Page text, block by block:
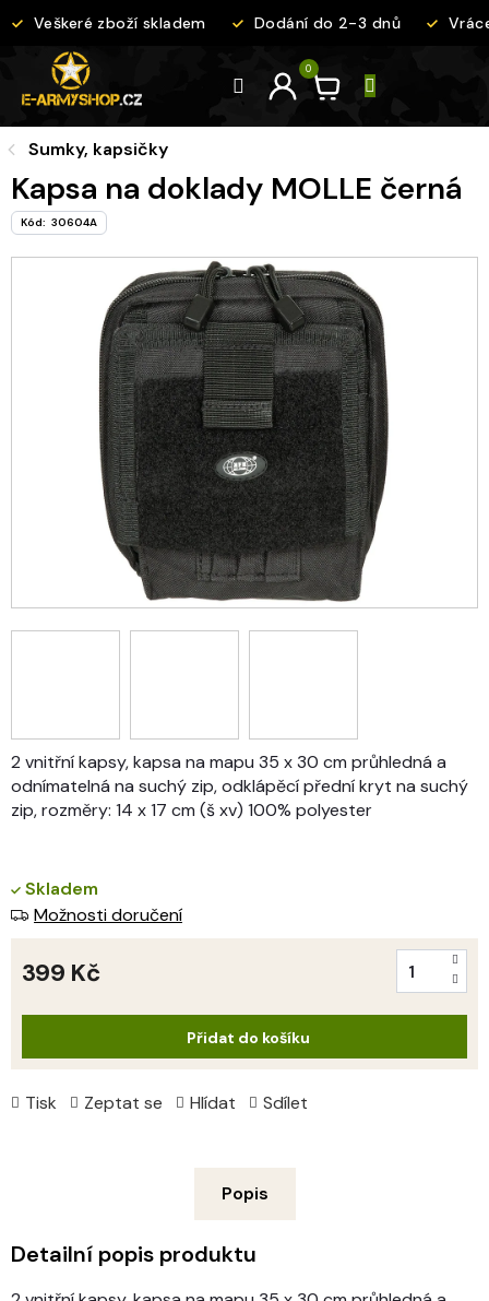
na
Veškeré zboží skladem Dodání do 2-3 dnů
Sumky, kapsičky
Kapsa na doklady MOLLE černá
Kód: 30604A
2 vnitřní kapsy, kapsa na mapu 35 x 30 cm průhledná a
odnímatelná na suchý zip, odklápěcí přední kryt na suchý
zip, rozměry: 14 x 17 cm (š xv) 100% polyester
Tisk Zeptat se Hlídat Sdílet
Skladem
Možnosti doručení
399 Kč
Přidat do košíku
Popis
Detailní popis produktu